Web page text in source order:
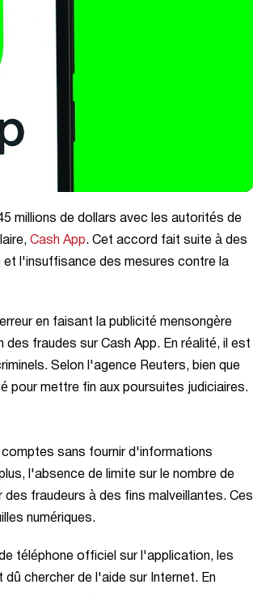
millions de dollars avec les autorités de
Cash App. Cet accord fait suite à des
l'insuffisance des mesures contre la
en faisant la publicité mensongère
fraudes sur Cash App. En réalité, il est
Selon l'agence Reuters, bien que
pour mettre fin aux poursuites judiciaires.
sans fournir d'informations
l'absence de limite sur le nombre de
fraudeurs à des fins malveillantes. Ces
numériques.
téléphone officiel sur l'application, les
chercher de l'aide sur Internet. En